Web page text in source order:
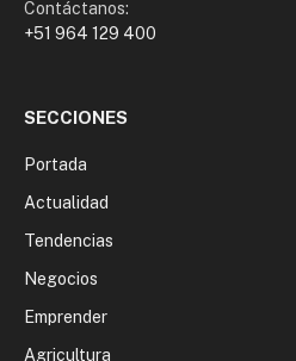
Contáctanos:
+51 964 129 400
SECCIONES
Portada
Actualidad
Tendencias
Negocios
Emprender
Agricultura